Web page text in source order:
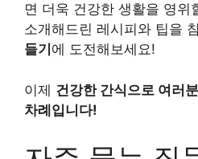
면 더욱 건강한 생활을 영위
소개해드린 레시피와 팁을
들기 에 도전해보세요!
이제 건강한 간식으로 여러
차례입니다!